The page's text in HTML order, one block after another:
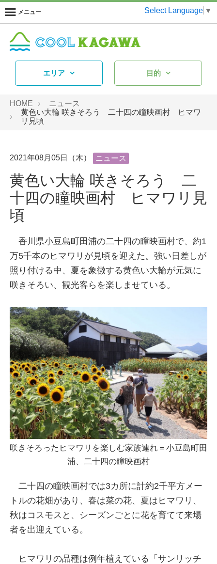
メニュー Select Language ▼
エリア 目的
HOME
ニュース
黄色い大輪 咲きそろう 二十四の瞳映画村 ヒマワ
リ見頃
2021年08月05日（木） ニュース
黄色い大輪 咲きそろう 二
十四の瞳映画村 ヒマワリ見
頃
香川県小豆島町田浦の二十四の瞳映画村で、約1
万5千本のヒマワリが見頃を迎えた。強い日差しが
照り付ける中、夏を象徴する黄色い大輪が元気に
咲きそろい、観光客らを楽しませている。
咲きそろったヒマワリを楽しむ家族連れ＝小豆島町田
浦、二十四の瞳映画村
二十四の瞳映画村では3カ所に計約2千平方メー
トルの花畑があり、春は菜の花、夏はヒマワリ、
秋はコスモスと、シーズンごとに花を育てて来場
者を出迎えている。
ヒマワリの品種は例年植えている「サンリッチ